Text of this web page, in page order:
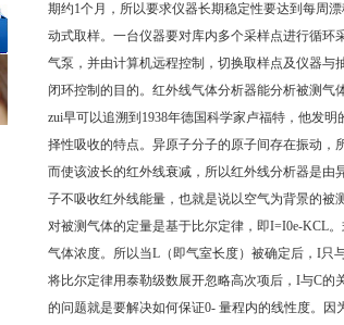
期约1个月，所以要求仪器长期稳定性要达到每周
动式取样。一台仪器要对库内多个采样点进行循环
气泵，并由计算机远程控制，切换取样点及仪器与
闭环控制的目的。红外线气体分析器能分析被测气
zui早可以追溯到1938年德国科学家卢福特，他发
择性吸收的特点。异原子分子的原子间存在振动
而使该波长的红外线衰减，所以红外线分析器是
子不吸收红外线能量，也就是说以空气为背景的被
对被测气体的定量是基于比尔定律，即I=I0e-KCL
气体浓度。所以当L（即气室长度）被确定后，I只
将比尔定律用泰勒级数展开忽略高次项后，I与C的
的问题就是要解决如何保证0- 量程内的线性度。